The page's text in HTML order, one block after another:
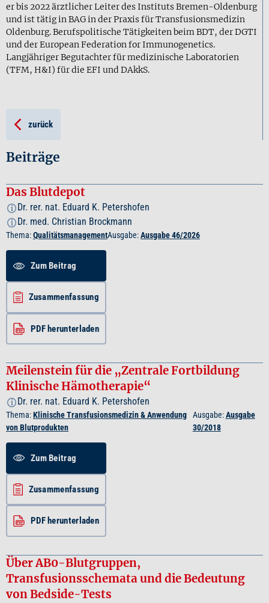
er bis 2022 ärztlicher Leiter des Instituts Bremen-Oldenburg
und ist tätig in BAG in der Praxis für Transfusionsmedizin
Oldenburg. Berufspolitische Tätigkeiten beim BDT, der DGTI
und der European Federation for Immunogenetics.
Langjähriger Begutachter für medizinische Laboratorien
(TFM, H&I) für die EFI und DAkkS.
zurück
Beiträge
Das Blutdepot
i Dr. rer. nat. Eduard K. Petershofen
i Dr. med. Christian Brockmann
Thema:QualitätsmanagementAusgabe:Ausgabe 46/2026
Zum Beitrag
Zusammenfassung
PDF herunterladen
Meilenstein für die „Zentrale Fortbildung
Klinische Hämotherapie“
i Dr. rer. nat. Eduard K. Petershofen
Thema:Klinische Transfusionsmedizin & Anwendung
von Blutprodukten
Ausgabe:Ausgabe
30/2018
Zum Beitrag
Zusammenfassung
PDF herunterladen
Über AB0-Blutgruppen,
Transfusionsschemata und die Bedeutung
von Bedside-Tests